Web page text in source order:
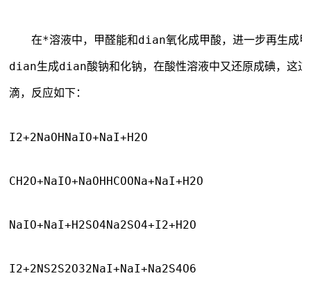
在*溶液中，甲醛能和dian氧化成甲酸，进一步再生成甲
dian生成dian酸钠和化钠，在酸性溶液中又还原成碘，这
滴，反应如下：
I2+2NaOHNaIO+NaI+H2O
CH2O+NaIO+NaOHHCOONa+NaI+H2O
NaIO+NaI+H2SO4Na2SO4+I2+H2O
I2+2NS2S2O32NaI+NaI+Na2S4O6